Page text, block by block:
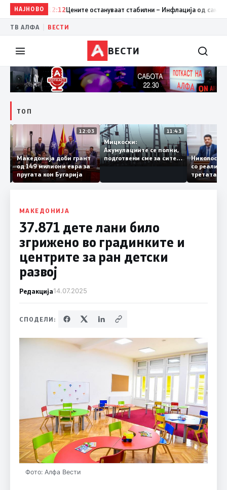
НАЈНОВО
12:12 Цените остануваат стабилни – Инфлација од само
ТВ АЛФА ВЕСТИ
ВЕСТИ
ТОП
12:18
од
12:03
Македонија доби грант
од 149 милиони евра за
пругата кон Бугарија
11:43
Мицкоски:
Акумулациите се полни,
подготвени сме за сите
ризици, не размислување
струјата
со
третата
МАКЕДОНИЈА
37.871 дете лани било
згрижено во градинките и
центрите за ран детски
развој
Редакција14.07.2025
СПОДЕЛИ:
Фото: Алфа Вести